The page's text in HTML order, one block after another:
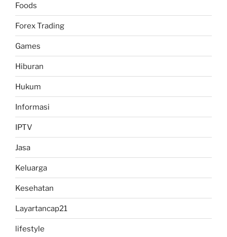
Foods
Forex Trading
Games
Hiburan
Hukum
Informasi
IPTV
Jasa
Keluarga
Kesehatan
Layartancap21
lifestyle